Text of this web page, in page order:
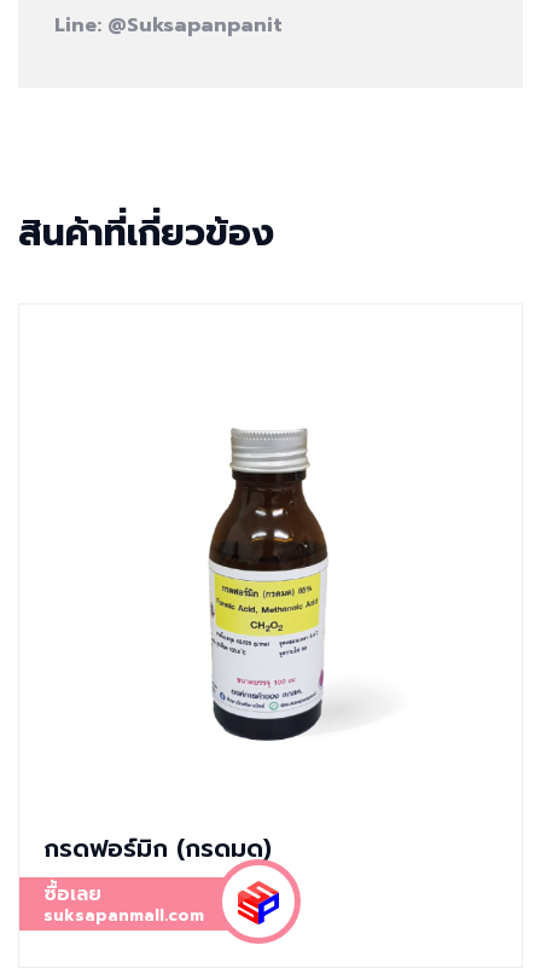
Line: @Suksapanpanit
สินค้าที่เกี่ยวข้อง
กรดฟอร์มิก (กรดมด)
ซื้อเลย
suksapanmall.com